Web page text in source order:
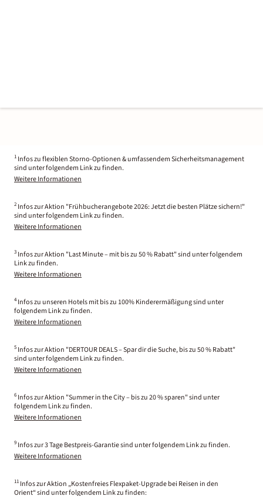
1 Infos zu flexiblen Storno-Optionen & umfassendem Sicherheitsmanagement
sind unter folgendem Link zu finden.
Weitere Informationen
2 Infos zur Aktion "Frühbucherangebote 2026: Jetzt die besten Plätze sichern!"
sind unter folgendem Link zu finden.
Weitere Informationen
3 Infos zur Aktion "Last Minute – mit bis zu 50 % Rabatt" sind unter folgendem
Link zu finden.
Weitere Informationen
4 Infos zu unseren Hotels mit bis zu 100% Kinderermäßigung sind unter
folgendem Link zu finden.
Weitere Informationen
5 Infos zur Aktion "DERTOUR DEALS – Spar dir die Suche, bis zu 50 % Rabatt"
sind unter folgendem Link zu finden.
Weitere Informationen
6 Infos zur Aktion "Summer in the City – bis zu 20 % sparen" sind unter
folgendem Link zu finden.
Weitere Informationen
9 Infos zur 3 Tage Bestpreis-Garantie sind unter folgendem Link zu finden.
Weitere Informationen
11 Infos zur Aktion „Kostenfreies Flexpaket-Upgrade bei Reisen in den
Orient“ sind unter folgendem Link zu finden: